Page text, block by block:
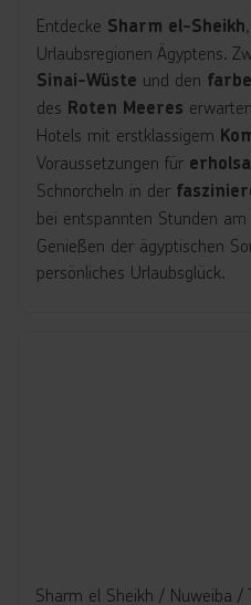
Entdecke Sharm el-Sheikh
Urlaubsregionen Ägyptens.
Sinai-Wüste und den
des Roten Meeres
Hotels mit erstklassigem
Voraussetzungen für
Schnorcheln in der
bei entspannten Stunden am
Genießen der ägyptischen
persönliches Urlaubsglück.
Sharm el Sheikh / Nuweiba /